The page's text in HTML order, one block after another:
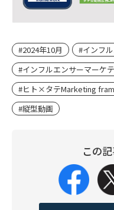
#2024年10月
#インフ
#インフルエンサーマーケ
#ヒト×タテMarketing
#縦型動画
この